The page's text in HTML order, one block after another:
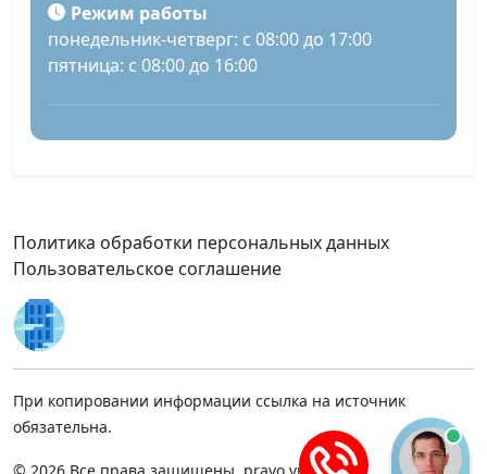
Режим работы
понедельник-четверг: с 08:00 до 17:00
пятница: с 08:00 до 16:00
Политика обработки персональных данных
Пользовательское соглашение
При копировании информации ссылка на источник
обязательна.